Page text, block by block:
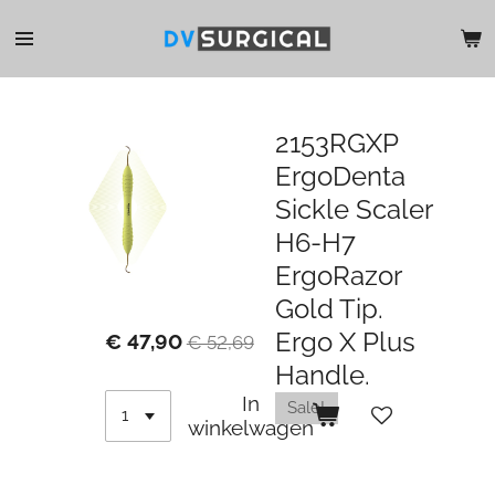
direct
2153RGXP
ErgoDenta
Sickle Scaler
H6-H7
ErgoRazor
Gold Tip.
Ergo X Plus
Handle.
Sale!
€ 47,90 € 52,69
In
winkelwagen